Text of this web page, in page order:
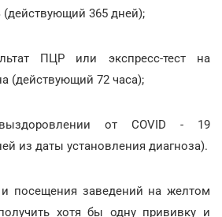
365 дней);
ПЦР или экспресс-тест на
(действующий 72 часа);
от COVID - 19
из даты установления диагноза).
посещения заведений на желтом
хотя бы одну прививку и